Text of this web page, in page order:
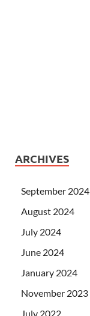
ARCHIVES
September 2024
August 2024
July 2024
June 2024
January 2024
November 2023
July 2022